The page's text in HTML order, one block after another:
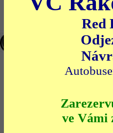
Red
ve Vámi